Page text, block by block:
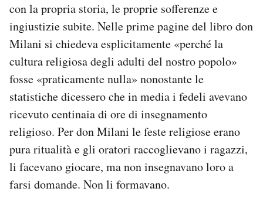
con la propria storia, le proprie sofferenze e
ingiustizie subite. Nelle prime pagine del libro don
Milani si chiedeva esplicitamente «perché la
cultura religiosa degli adulti del nostro popolo»
fosse «praticamente nulla» nonostante le
statistiche dicessero che in media i fedeli avevano
ricevuto centinaia di ore di insegnamento
religioso. Per don Milani le feste religiose erano
pura ritualità e gli oratori raccoglievano i ragazzi,
li facevano giocare, ma non insegnavano loro a
farsi domande. Non li formavano.